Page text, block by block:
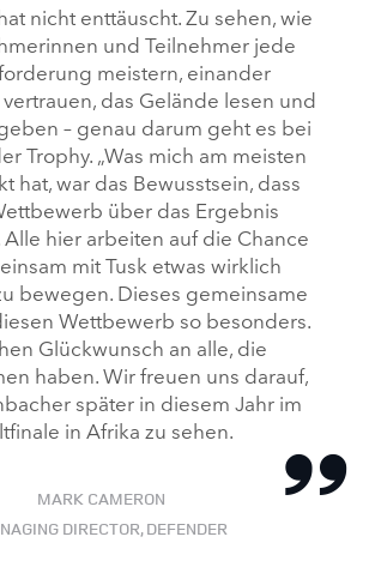
nicht enttäuscht. Zu sehen, wie
und Teilnehmer jede
meistern, einander
das Gelände lesen und
– genau darum geht es bei
Trophy. „Was mich am meisten
hat, war das Bewusstsein, dass
über das Ergebnis
hier arbeiten auf die Chance
mit Tusk etwas wirklich
bewegen. Dieses gemeinsame
Wettbewerb so besonders.
Glückwunsch an alle, die
haben. Wir freuen uns darauf,
später in diesem Jahr im
in Afrika zu sehen.
MARK CAMERON
DIRECTOR, DEFENDER